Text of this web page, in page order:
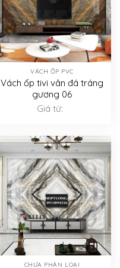
VÁCH ỐP PVC
Vách ốp tivi vân đá tráng
gương 06
Giá từ:
CHƯA PHÂN LOẠI